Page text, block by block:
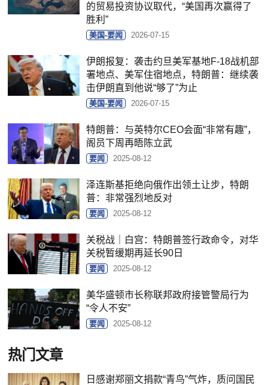
的贸易投资协议取代，“美国再次赢得了
胜利”
美国-要闻 2026-07-15
伊朗报复：袭击约旦美军基地F-18战机部
署地点、美军住宿地点，特朗普：继续袭
击伊朗直到他说“够了”为止
美国-要闻 2026-07-15
特朗普：与英特尔CEO会面“非常有趣”，
阁员下周再晤陈立武
要闻 2025-08-12
泽连斯基拒绝向俄作出领土让步，特朗
普：非常强烈地反对
要闻 2025-08-12
关税战｜白宫：特朗普签行政命令，对华
关税暂缓期再延长90日
要闻 2025-08-12
美华盛顿市长称联邦政府接管警局行为
“令人不安”
要闻 2025-08-12
热门文章
日感谢郑丽文捐款“青鸟”气炸，质问国民